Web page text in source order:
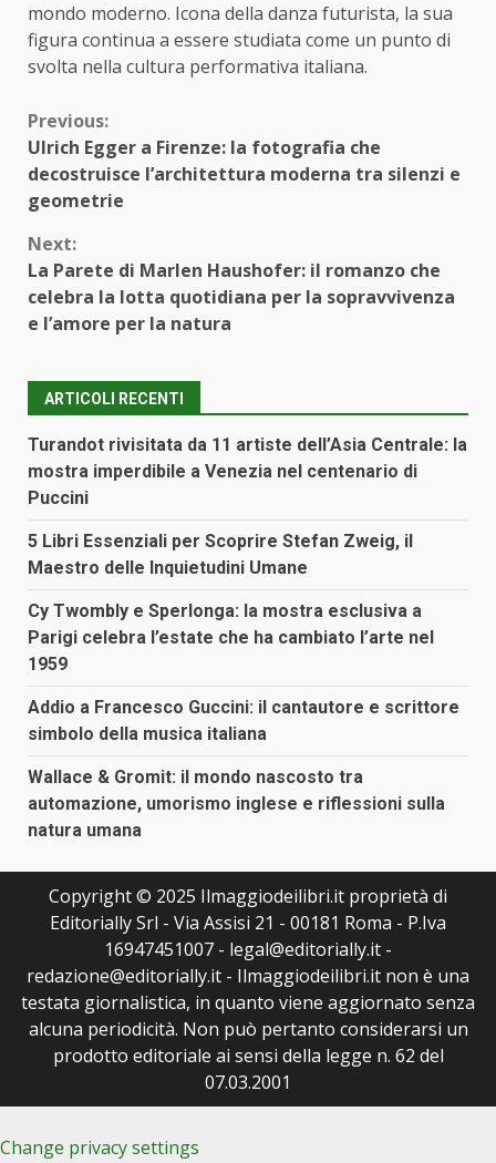
mondo moderno. Icona della danza futurista, la sua
figura continua a essere studiata come un punto di
svolta nella cultura performativa italiana.
Continue
Reading
Previous:
Ulrich Egger a Firenze: la fotografia che
decostruisce l’architettura moderna tra silenzi e
geometrie
Next:
La Parete di Marlen Haushofer: il romanzo che
celebra la lotta quotidiana per la sopravvivenza
e l’amore per la natura
ARTICOLI RECENTI
Turandot rivisitata da 11 artiste dell’Asia Centrale: la
mostra imperdibile a Venezia nel centenario di
Puccini
5 Libri Essenziali per Scoprire Stefan Zweig, il
Maestro delle Inquietudini Umane
Cy Twombly e Sperlonga: la mostra esclusiva a
Parigi celebra l’estate che ha cambiato l’arte nel
1959
Addio a Francesco Guccini: il cantautore e scrittore
simbolo della musica italiana
Wallace & Gromit: il mondo nascosto tra
automazione, umorismo inglese e riflessioni sulla
natura umana
Copyright © 2025 Ilmaggiodeilibri.it proprietà di
Editorially Srl - Via Assisi 21 - 00181 Roma - P.Iva
16947451007 - legal@editorially.it -
redazione@editorially.it - Ilmaggiodeilibri.it non è una
testata giornalistica, in quanto viene aggiornato senza
alcuna periodicità. Non può pertanto considerarsi un
prodotto editoriale ai sensi della legge n. 62 del
07.03.2001
Change privacy settings